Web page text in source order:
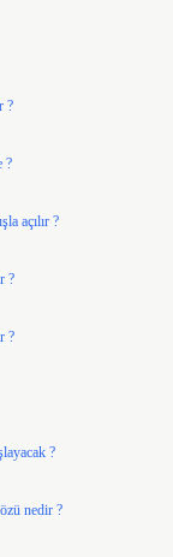
?
?
açılır ?
?
?
?
nedir ?